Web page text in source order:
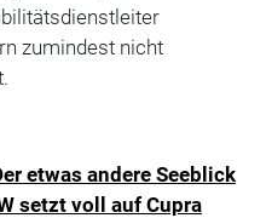
zumindest nicht
etwas andere Seeblick
setzt voll auf Cupra